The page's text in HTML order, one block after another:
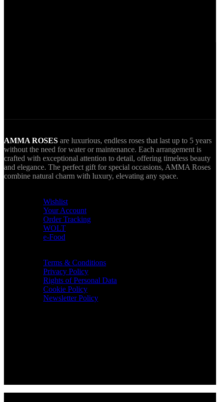
AMMA ROSES are luxurious, endless roses that last up to 5 years
without the need for water or maintenance. Each arrangement is
crafted with exceptional attention to detail, offering timeless beauty
and elegance. The perfect gift for special occasions, AMMA Roses
combine natural charm with luxury, elevating any space.
Wishlist
Your Account
Order Tracking
WOLT
e-Food
Terms & Conditions
Privacy Policy
Rights of Personal Data
Cookie Policy
Newsletter Policy